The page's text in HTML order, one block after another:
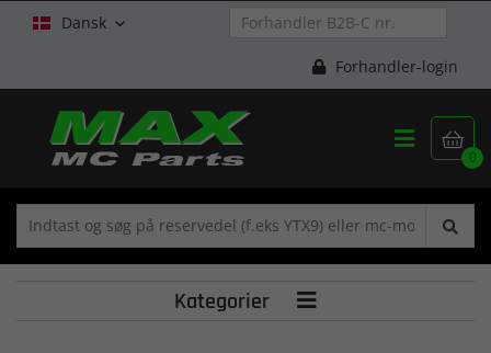
Dansk 
Forhandler-login

0

Kategorier 